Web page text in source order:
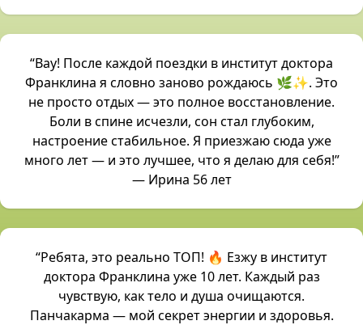
“Вау! После каждой поездки в институт доктора
Франклина я словно заново рождаюсь 🌿✨. Это
не просто отдых — это полное восстановление.
Боли в спине исчезли, сон стал глубоким,
настроение стабильное. Я приезжаю сюда уже
много лет — и это лучшее, что я делаю для себя!”
— Ирина 56 лет
“Ребята, это реально ТОП! 🔥 Езжу в институт
доктора Франклина уже 10 лет. Каждый раз
чувствую, как тело и душа очищаются.
Панчакарма — мой секрет энергии и здоровья.